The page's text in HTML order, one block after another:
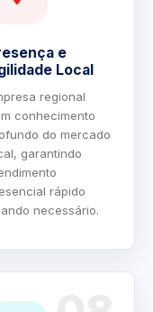
e
Local
regional
conhecimento
do mercado
garantindo
rápido
necessário.